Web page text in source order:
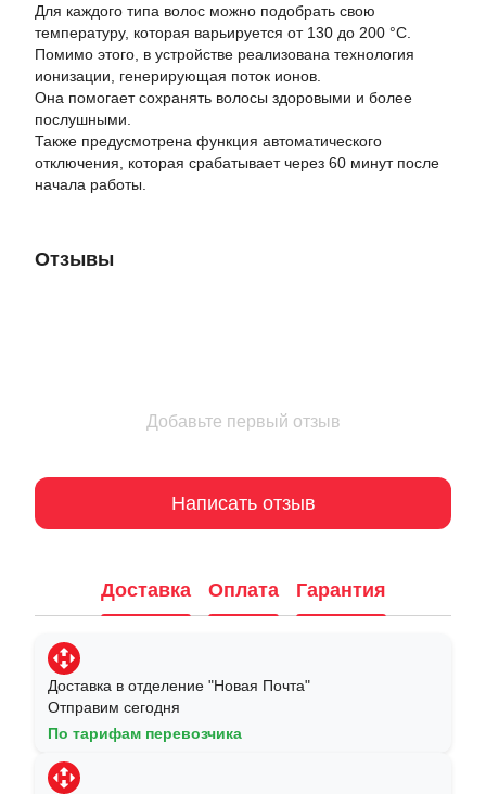
Для каждого типа волос можно подобрать свою
температуру, которая варьируется от 130 до 200 °С.
Помимо этого, в устройстве реализована технология
ионизации, генерирующая поток ионов.
Она помогает сохранять волосы здоровыми и более
послушными.
Также предусмотрена функция автоматического
отключения, которая срабатывает через 60 минут после
начала работы.
Отзывы
Добавьте первый отзыв
Написать отзыв
Доставка Оплата Гарантия
Доставка в отделение "Новая Почта"
Отправим сегодня
По тарифам перевозчика